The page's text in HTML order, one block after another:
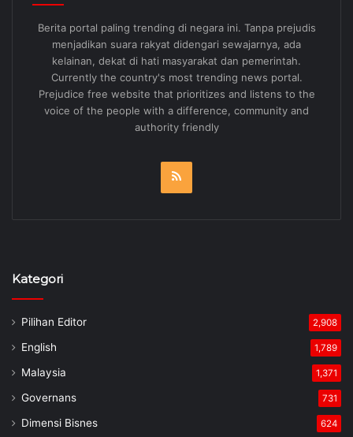
Berita portal paling trending di negara ini. Tanpa prejudis
menjadikan suara rakyat didengari sewajarnya, ada
kelainan, dekat di hati masyarakat dan pemerintah.
Currently the country's most trending news portal.
Prejudice free website that prioritizes and listens to the
voice of the people with a difference, community and
authority friendly
Kategori
Pilihan Editor 2,908
English 1,789
Malaysia 1,371
Governans 731
Dimensi Bisnes 624